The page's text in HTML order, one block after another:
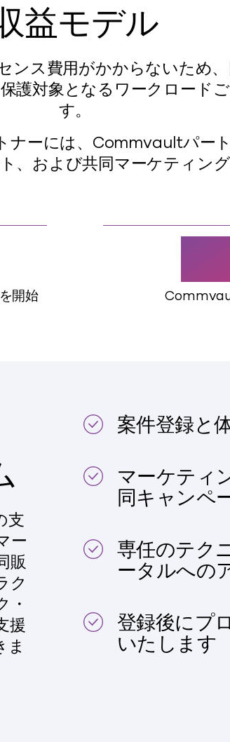
益モデル
ンス費用がかからないため
護対象となるワークロード
す。
ーには、Commvaultパー
、および共同マーケティン
開始
支
ー
販
ク
・
援
ま
案件登録と
マーケティ
同キャンペ
専任のテク
ータルへの
登録後にプ
いたします